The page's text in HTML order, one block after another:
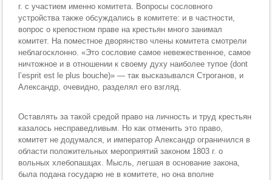
г. с участием именно комитета. Вопросы сословного
устройства также обсуждались в комитете: и в частности,
вопрос о крепостном праве на крестьян много занимал
комитет. На поместное дворянство члены комитета смотрели
неблагосклонно. «Это сословие самое невежественное, самое
ничтожное и в отношении к своему духу наиболее тупое (dont
l’esprit est le plus bouche)» — так высказывался Строганов, и
Александр, очевидно, разделял его взгляд.
Оставлять за такой средой право на личность и труд крестьян
казалось несправедливым. Но как отменить это право,
комитет не додумался, и император Александр ограничился в
области положительных мероприятий законом 1803 г. о
вольных хлебопашцах. Мысль, легшая в основание закона,
была подана государю не в комитете, но она вполне